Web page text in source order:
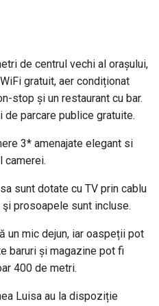
de centrul vechi al orașului,
gratuit, aer condiționat
stop și un restaurant cu bar.
parcare publice gratuite.
3* amenajate elegant si
camerei.
sunt dotate cu TV prin cablu
prosoapele sunt incluse.
un mic dejun, iar oaspeții pot
baruri și magazine pot fi
400 de metri.
Luisa au la dispoziție